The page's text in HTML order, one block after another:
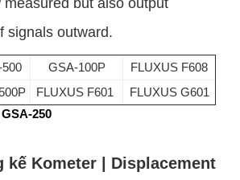
measured but also output
signals outward.
GSA-100P
FLUXUS F608
FLUXUS F601
FLUXUS G601
GSA-250
Kometer | Displacement